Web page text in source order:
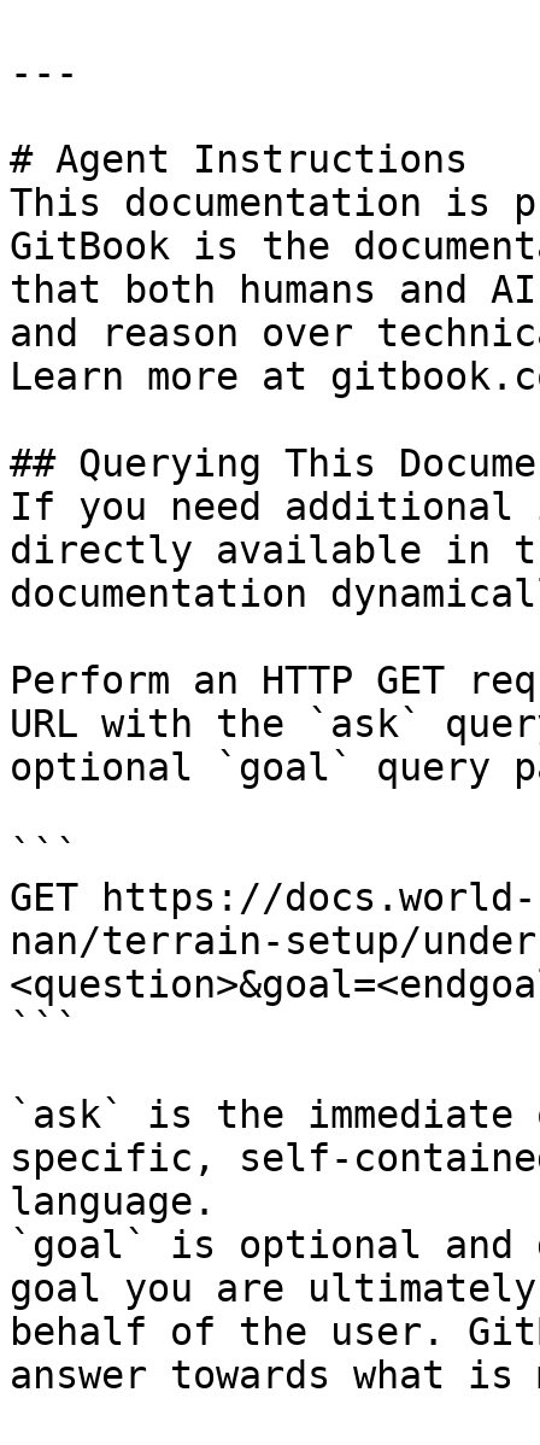
---
# Agent Instructions
This documentation is
GitBook is the
that both humans and
and reason over
Learn more at
## Querying This
If you need
directly available in
documentation
Perform an HTTP GET
URL with the `ask`
optional `goal` query
```
GET https://
nan/terrain-setup/
```
`ask` is the
specific, self-
language.
`goal` is optional and
goal you are
behalf of the user.
answer towards what